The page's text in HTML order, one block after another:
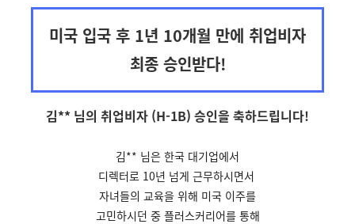
미국 입국 후 1년 10개월 만에 취업비자
최종 승인받다!
김** 님의 취업비자 (H-1B) 승인을 축하드립니다!
김** 님은 한국 대기업에서
디렉터로 10년 넘게 근무하시면서
자녀들의 교육을 위해 미국 이주를
고민하시던 중 플러스커리어를 통해